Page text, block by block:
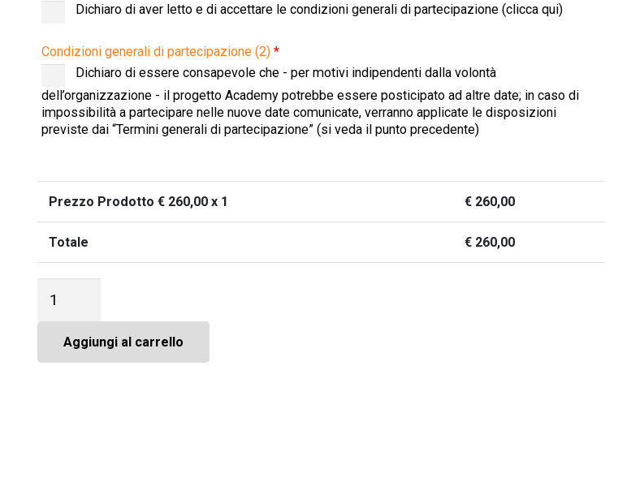
Dichiaro di aver letto e di accettare le condizioni generali di partecipazione (clicca qui)
Condizioni generali di partecipazione (2) *
Dichiaro di essere consapevole che - per motivi indipendenti dalla volontà
dell’organizzazione - il progetto Academy potrebbe essere posticipato ad altre date; in caso di
impossibilità a partecipare nelle nuove date comunicate, verranno applicate le disposizioni
previste dai “Termini generali di partecipazione” (si veda il punto precedente)
Prezzo Prodotto € 260,00 x 1 € 260,00
Totale € 260,00
Week
-
QuotaAggiungi al carrello